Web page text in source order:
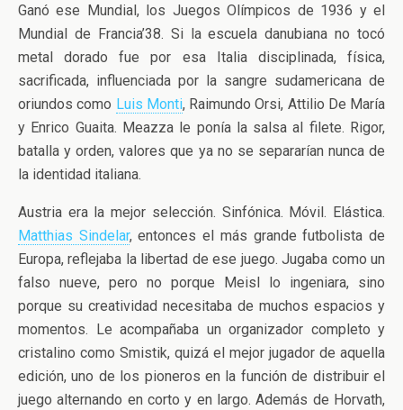
Ganó ese Mundial, los Juegos Olímpicos de 1936 y el
Mundial de Francia’38. Si la escuela danubiana no tocó
metal dorado fue por esa Italia disciplinada, física,
sacrificada, influenciada por la sangre sudamericana de
oriundos como Luis Monti, Raimundo Orsi, Attilio De María
y Enrico Guaita. Meazza le ponía la salsa al filete. Rigor,
batalla y orden, valores que ya no se separarían nunca de
la identidad italiana.
Austria era la mejor selección. Sinfónica. Móvil. Elástica.
Matthias Sindelar, entonces el más grande futbolista de
Europa, reflejaba la libertad de ese juego. Jugaba como un
falso nueve, pero no porque Meisl lo ingeniara, sino
porque su creatividad necesitaba de muchos espacios y
momentos. Le acompañaba un organizador completo y
cristalino como Smistik, quizá el mejor jugador de aquella
edición, uno de los pioneros en la función de distribuir el
juego alternando en corto y en largo. Además de Horvath,